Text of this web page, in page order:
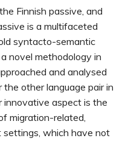
Finnish passive, and
is a multifaceted
syntacto-semantic
novel methodology in
and analysed
other language pair in
aspect is the
migration-related,
which have not